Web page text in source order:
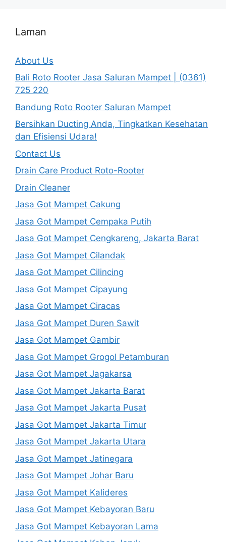
Laman
About Us
Bali Roto Rooter Jasa Saluran Mampet | (0361)
725 220
Bandung Roto Rooter Saluran Mampet
Bersihkan Ducting Anda, Tingkatkan Kesehatan
dan Efisiensi Udara!
Contact Us
Drain Care Product Roto-Rooter
Drain Cleaner
Jasa Got Mampet Cakung
Jasa Got Mampet Cempaka Putih
Jasa Got Mampet Cengkareng, Jakarta Barat
Jasa Got Mampet Cilandak
Jasa Got Mampet Cilincing
Jasa Got Mampet Cipayung
Jasa Got Mampet Ciracas
Jasa Got Mampet Duren Sawit
Jasa Got Mampet Gambir
Jasa Got Mampet Grogol Petamburan
Jasa Got Mampet Jagakarsa
Jasa Got Mampet Jakarta Barat
Jasa Got Mampet Jakarta Pusat
Jasa Got Mampet Jakarta Timur
Jasa Got Mampet Jakarta Utara
Jasa Got Mampet Jatinegara
Jasa Got Mampet Johar Baru
Jasa Got Mampet Kalideres
Jasa Got Mampet Kebayoran Baru
Jasa Got Mampet Kebayoran Lama